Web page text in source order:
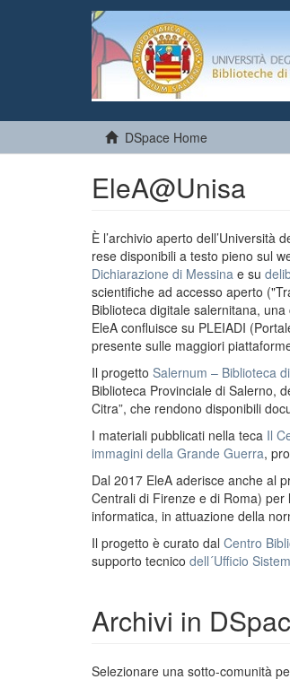
DSpace Home
EleA@Unisa
È l’archivio aperto dell’Università
rese disponibili a testo pieno sul
Dichiarazione di Messina e su
scientifiche ad accesso aperto
Biblioteca digitale salernitana,
EleA confluisce su PLEIADI
presente sulle maggiori
Il progetto Salernum – Biblioteca
Biblioteca Provinciale di Salerno,
Citra”, che rendono disponibili
I materiali pubblicati nella teca Il
immagini della Grande Guerra,
Dal 2017 EleA aderisce anche al
Centrali di Firenze e di Roma)
informatica, in attuazione della
Il progetto è curato dal Centro
supporto tecnico dell´Ufficio
Archivi in
Selezionare una sotto-comunità